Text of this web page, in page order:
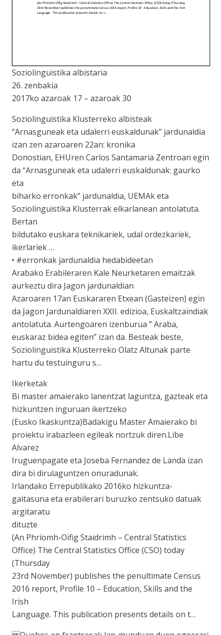
Soziolinguistika albistaria
26. zenbakia
2017ko azaroak 17 – azaroak 30
Soziolinguistika Klusterreko albisteak
“Arnasguneak eta udalerri euskaldunak” jardunaldia
izan zen azaroaren 22an: kronika
Donostian, EHUren Carlos Santamaria Zentroan egin
da “Arnasguneak eta udalerri euskaldunak: gaurko
eta
biharko erronkak” jardunaldia, UEMAk eta
Soziolinguistika Klusterrak elkarlanean antolatuta.
Bertan
bildutako euskara teknikariek, udal ordezkariek,
ikerlariek …
• #erronkak jardunaldia hedabideetan
Arabako Erabileraren Kale Neurketaren emaitzak
aurkeztu dira Jagon jardunaldian
Azaroaren 17an Euskararen Etxean (Gasteizen) egin
da Jagon Jardunaldiaren XXII. edizioa, Euskaltzaindiak
antolatuta. Aurtengoaren izenburua ” Araba,
euskaraz bidea egiten” izan da. Besteak beste,
Soziolinguistika Klusterreko Olatz Altunak parte
hartu du testuinguru s…
Ikerketak
Bi master amaierako lanentzat laguntza, gazteak eta
hizkuntzen inguruan ikertzeko
(Eusko Ikaskuntza)Badakigu Master Amaierako bi
proiektu irabazleen egileak nortzuk diren.Libe
Alvarez
Iruguenpagate eta Joseba Fernandez de Landa izan
dira bi dirulaguntzen onuradunak.
Irlandako Errepublikako 2016ko hizkuntza-
gaitasuna eta erabilerari buruzko zentsuko datuak
argitaratu
dituzte
(An Phríomh-Oifig Staidrimh – Central Statistics
Office) The Central Statistics Office (CSO) today
(Thursday
23rd November) publishes the penultimate Census
2016 report, Profile 10 – Education, Skills and the
Irish
Language. This publication presents details on t…